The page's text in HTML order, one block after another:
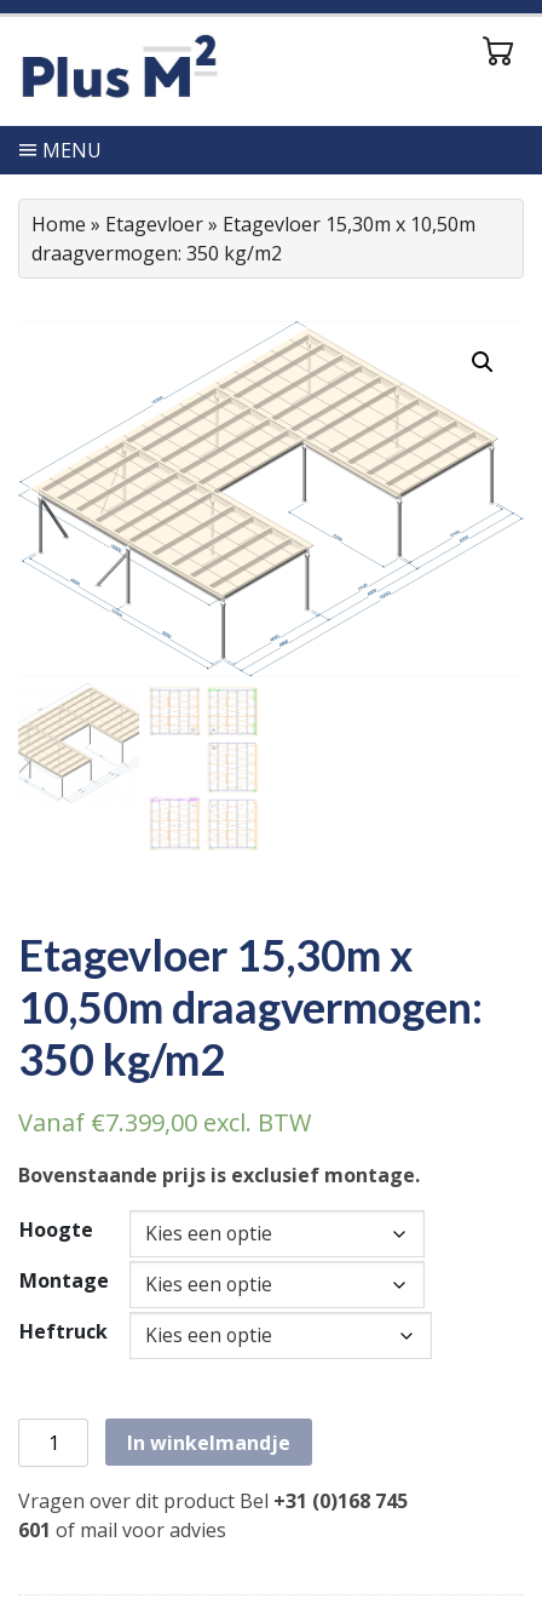
MENU
Home » Etagevloer» Etagevloer 15,30m x 10,50m
draagvermogen: 350 kg/m2
Etagevloer 15,30m x
10,50m draagvermogen:
350 kg/m2
Vanaf €7.399,00 excl. BTW
Bovenstaande prijs is exclusief montage.
Hoogte
Montage
Heftruck
Etagevloer 15,30m x 10,50m draagvermogen: 350 kg/m2
In winkelmandje
Vragen over dit product Bel +31 (0)168 745
601 of mail voor advies